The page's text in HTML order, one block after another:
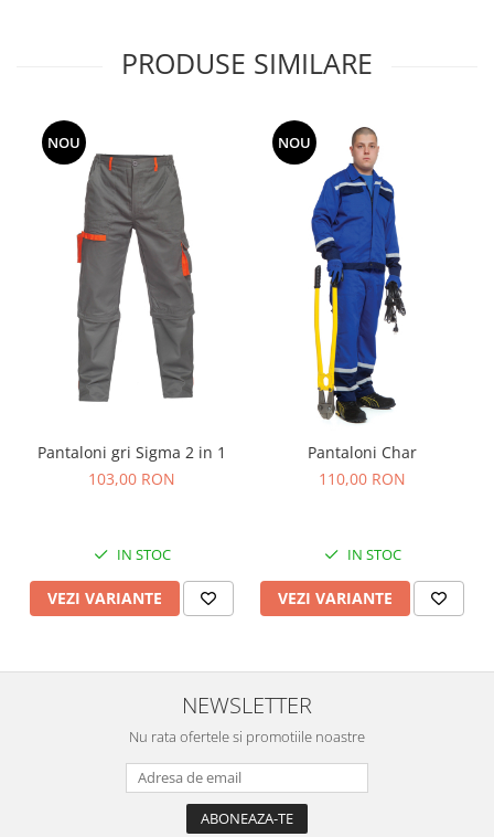
PRODUSE SIMILARE
NOU
Pantaloni gri Sigma 2 in 1
103,00 RON
IN STOC
VEZI VARIANTE
NOU
Pantaloni Char
110,00 RON
IN STOC
VEZI VARIANTE
NEWSLETTER
Nu rata ofertele si promotiile noastre